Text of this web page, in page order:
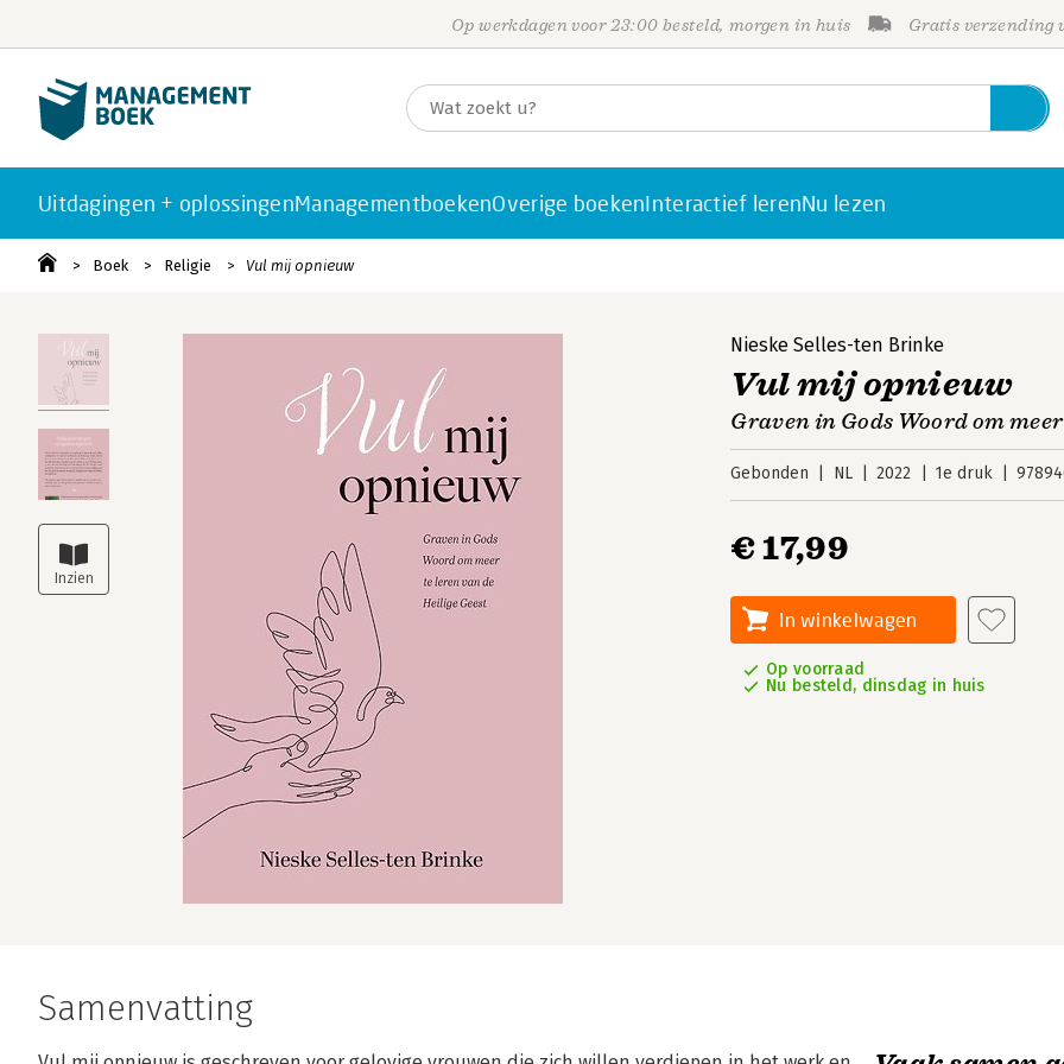
Op werkdagen voor 23:00 besteld, morgen in huis Gratis verzending
Uitdagingen + oplossingenManagementboekenOverige boekenInteractief lerenNu lezen
Boek Religie Vul mij opnieuw
Nieske Selles-ten Brinke
Vul mij opnieuw
Graven in Gods Woord om
Gebonden NL 2022 1e druk
€ 17,99
In winkelwagen
Op voorraad
Nu besteld, dinsdag in huis
Samenvatting